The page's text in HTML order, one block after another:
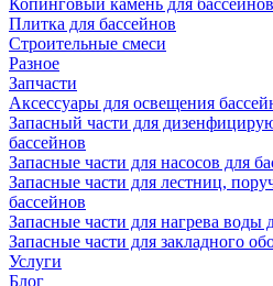
Копинговый камень для бассейнов
Плитка для бассейнов
Строительные смеси
Разное
Запчасти
Аксессуары для освещения
Запасный части для
бассейнов
Запасные части для насосов для
Запасные части для лестниц,
бассейнов
Запасные части для нагрева воды
Запасные части для закладного
Услуги
Блог